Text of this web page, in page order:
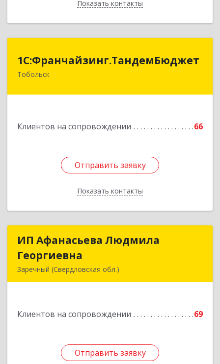
Показать контакты
Назад
1С:Франчайзинг.ТандемБюджет
Тобольск
Клиентов на сопровождении 66
Отправить заявку
Показать контакты
1С:Франчайзинг.ТандемБюджет
Отправить заявку
Назад
ИП Афанасьева Людмила
Георгиевна
Заречный (Свердловская обл.)
Клиентов на сопровождении 69
Отправить заявку
ИП Афанасьева Людмила
Подробнее
Отправить заявку